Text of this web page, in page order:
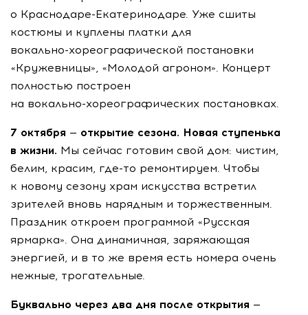
о Краснодаре-Екатеринодаре. Уже сшиты
костюмы и куплены платки для
вокально-хореографической постановки
«Кружевницы», «Молодой агроном». Концерт
полностью построен
на вокально-хореографических постановках.
7 октября — открытие сезона. Новая ступенька
в жизни. Мы сейчас готовим свой дом: чистим,
белим, красим, где-то ремонтируем. Чтобы
к новому сезону храм искусства встретил
зрителей вновь нарядным и торжественным.
Праздник откроем программой «Русская
ярмарка». Она динамичная, заряжающая
энергией, и в то же время есть номера очень
нежные, трогательные.
Буквально через два дня после открытия —